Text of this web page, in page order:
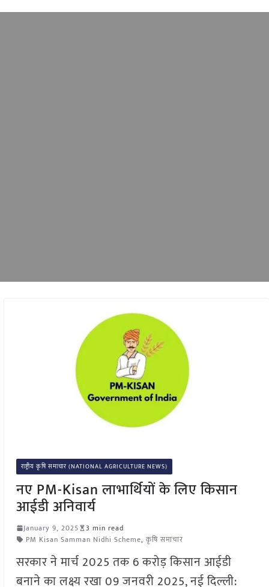
राष्ट्रीय कृषि समाचार (NATIONAL AGRICULTURE NEWS)
नए PM-Kisan लाभार्थियों के लिए किसान
आईडी अनिवार्य
January 9, 2025
3 min read
PM Kisan Samman Nidhi Scheme, कृषि समाचार
सरकार ने मार्च 2025 तक 6 करोड़ किसान आईडी
बनाने का लक्ष्य रखा 09 जनवरी 2025, नई दिल्ली: